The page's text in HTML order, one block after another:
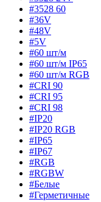
#3528 60
#36V
#48V
#5V
#60 шт/м
#60 шт/м IP65
#60 шт/м RGB
#CRI 90
#CRI 95
#CRI 98
#IP20
#IP20 RGB
#IP65
#IP67
#RGB
#RGBW
#Белые
#Герметичные